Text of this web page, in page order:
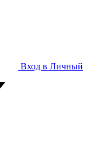
Вход в Личный